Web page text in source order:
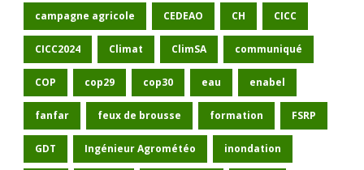
campagne agricole CEDEAO CH CICC
CICC2024 Climat ClimSA communiqué
COP cop29 cop30 eau enabel
fanfar feux de brousse formation FSRP
GDT Ingénieur Agrométéo inondation